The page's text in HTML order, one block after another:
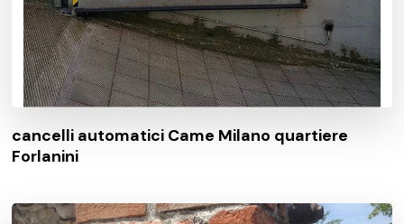
cancelli automatici Came Milano quartiere
Forlanini